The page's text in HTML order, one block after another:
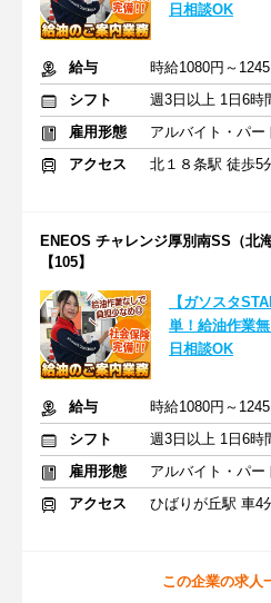
日相談OK
給与
時給1080円～
シフト
雇用形態
アルバイト・パー
アクセス
北１８条駅 徒歩5
ENEOS チャレンジ厚別南SS（北
【105】
【ガソスタ
単！給油作業
日相談OK
給与
時給1080円～
シフト
雇用形態
アルバイト・パー
アクセス
ひばりが丘駅 車4
この企業の求人